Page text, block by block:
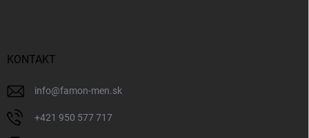
KONTAKT
info@famon-men.sk
+421 950 577 717